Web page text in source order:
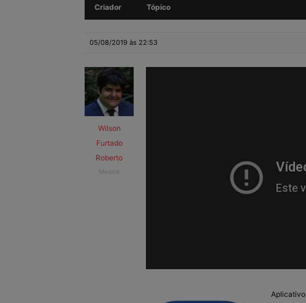
Criador Tópico
05/08/2019 às 22:53
Wilson
Furtado
Roberto
Mestre